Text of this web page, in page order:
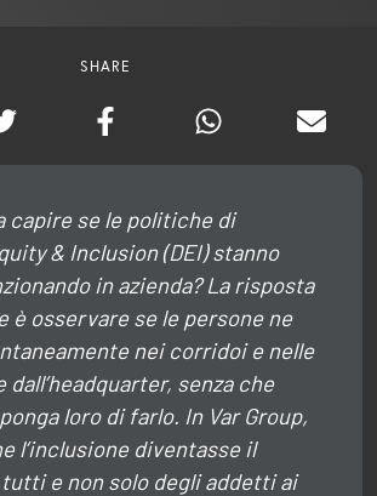
SHARE
capire se le politiche di
& Inclusion(DEI) stanno
in azienda? La risposta
è osservare se le persone ne
nei corridoi e nelle
dall’headquarter, senza che
loro di farlo. In Var Group,
l’inclusione diventasse il
e non solo degli addetti ai